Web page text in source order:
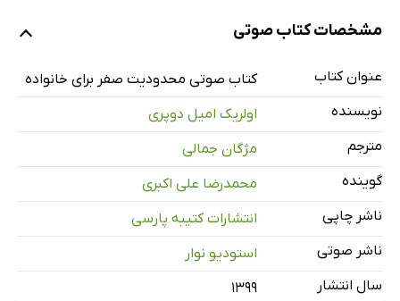
نمونه
2 دقیقه معرفی
بخش اول: انفصال و اتصال
عناصر یک چینش: مراجعه‌کننده و کانون
هواپونوپونو: هواپونوپونو چیست؟
اتصال و رهایی: چینش‌های خانوادگی و هواپونوپونو
مشخصات کتاب صوتی
عنوان کتاب
کتاب صوتی محدودیت صفر برای خانواده
نویسنده
اولریک امیل دوپری
مترجم
مژگان جمالی
گوینده
محمدرضا علی اکبری
ناشر چاپی
انتشارات کتیبه پارسی
ناشر صوتی
استودیو نوار
سال انتشار
۱۳۹۹